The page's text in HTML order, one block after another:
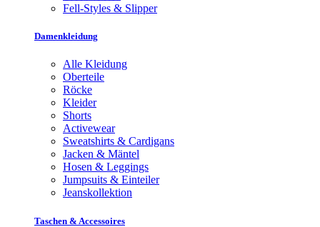
Fell-Styles & Slipper
Damenkleidung
Alle Kleidung
Oberteile
Röcke
Kleider
Shorts
Activewear
Sweatshirts & Cardigans
Jacken & Mäntel
Hosen & Leggings
Jumpsuits & Einteiler
Jeanskollektion
Taschen & Accessoires